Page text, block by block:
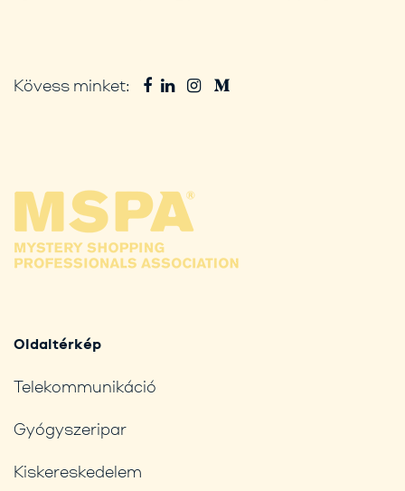
Kövess minket:
Oldaltérkép
Telekommunikáció
Gyógyszeripar
Kiskereskedelem